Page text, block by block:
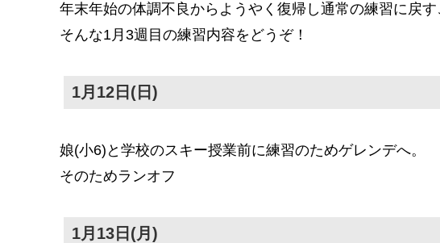
年末年始の体調不良からようやく復帰し通常の練習に戻す
そんな1月3週目の練習内容をどうぞ！
1月12日(日)
娘(小6)と学校のスキー授業前に練習のためゲレンデへ。
そのためランオフ
1月13日(月)